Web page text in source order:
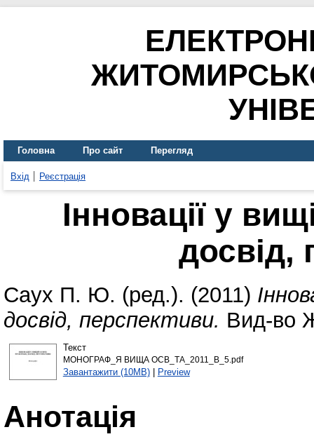
Головна Про сайт Перегляд
Вхід Реєстрація
Інновації у
досвід,
Саух П. Ю. (ред.). (2011)
досвід, перспективи. Вид-во
Текст
МОНОГРАФ_Я ВИЩА ОСВ_ТА_2011_В_5.pdf
Завантажити (10MB)| Preview
Анотація